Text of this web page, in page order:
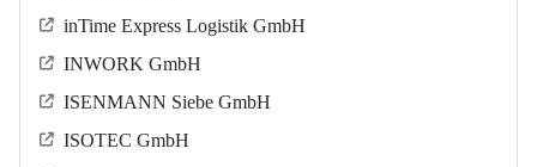
inTime Express Logistik GmbH
INWORK GmbH
ISENMANN Siebe GmbH
ISOTEC GmbH